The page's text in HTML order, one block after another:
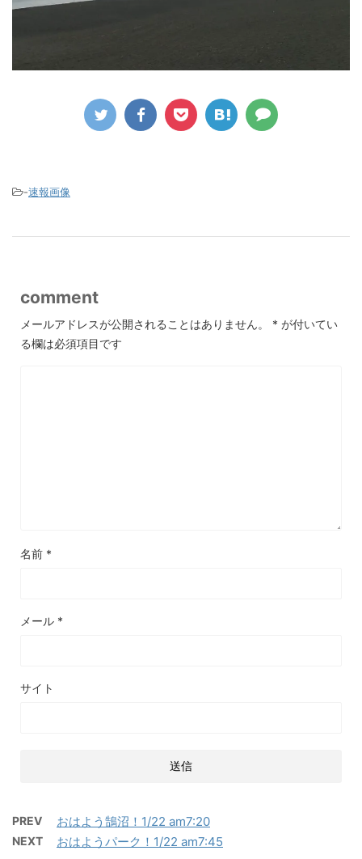
-速報画像
comment
メールアドレスが公開されることはありません。 * が付いてい
る欄は必須項目です
名前 *
メール *
サイト
PREV おはよう鵠沼！1/22 am7:20
NEXT おはようパーク！1/22 am7:45